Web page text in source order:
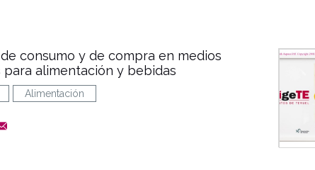
consumo y de compra en medios
para alimentación y bebidas
Alimentación